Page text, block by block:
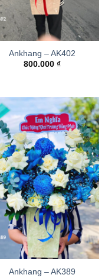
Ankhang – AK402
800.000 ₫
Ankhang – AK389